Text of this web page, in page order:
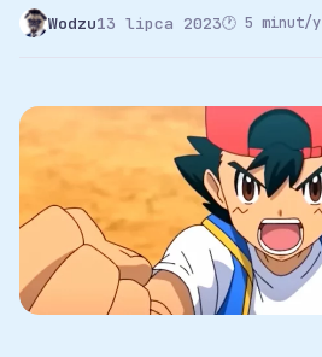
Wodzu13 lipca 2023🕐 5 minut/y